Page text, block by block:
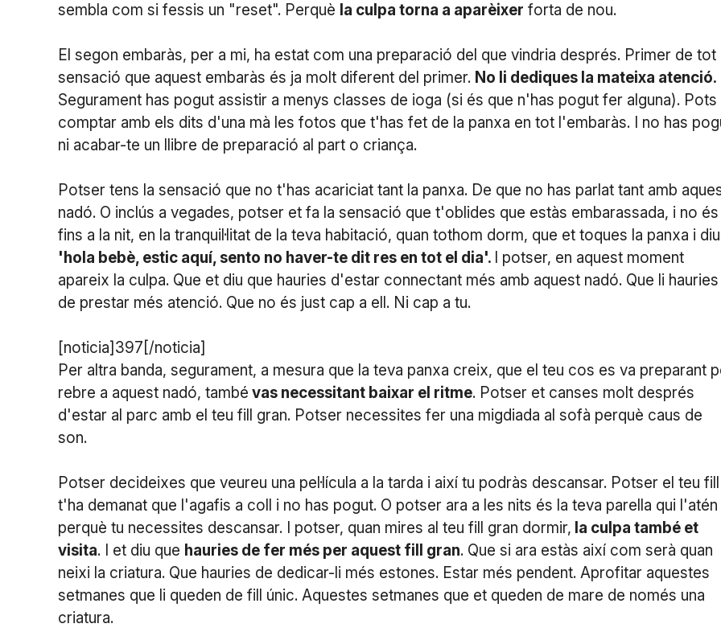
sembla com si fessis un "reset". Perquè la culpa torna a aparèixer forta de nou.
El segon embaràs, per a mi, ha estat com una preparació del que vindria després. Primer de tot
sensació que aquest embaràs és ja molt diferent del primer. No li dediques la mateixa atenció.
Segurament has pogut assistir a menys classes de ioga (si és que n'has pogut fer alguna). Pots
comptar amb els dits d'una mà les fotos que t'has fet de la panxa en tot l'embaràs. I no has
ni acabar-te un llibre de preparació al part o criança.
Potser tens la sensació que no t'has acariciat tant la panxa. De que no has parlat tant amb
nadó. O inclús a vegades, potser et fa la sensació que t'oblides que estàs embarassada, i no és
fins a la nit, en la tranquil·litat de la teva habitació, quan tothom dorm, que et toques la panxa i
'hola bebè, estic aquí, sento no haver-te dit res en tot el dia'.
I potser, en aquest moment
apareix la culpa. Que et diu que hauries d'estar connectant més amb aquest nadó. Que li hauries
de prestar més atenció. Que no és just cap a ell. Ni cap a tu.
[noticia]397[/noticia]
Per altra banda, segurament, a mesura que la teva panxa creix, que el teu cos es va preparant
rebre a aquest nadó, també vas necessitant baixar el ritme. Potser et canses molt després
d'estar al parc amb el teu fill gran. Potser necessites fer una migdiada al sofà perquè caus de
son.
Potser decideixes que veureu una pel·lícula a la tarda i així tu podràs descansar. Potser el teu fill
t'ha demanat que l'agafis a coll i no has pogut. O potser ara a les nits és la teva parella qui l'atén
perquè tu necessites descansar. I potser, quan mires al teu fill gran dormir, la culpa també et
visita. I et diu que hauries de fer més per aquest fill gran. Que si ara estàs així com serà quan
neixi la criatura. Que hauries de dedicar-li més estones. Estar més pendent. Aprofitar aquestes
setmanes que li queden de fill únic. Aquestes setmanes que et queden de mare de només una
criatura.